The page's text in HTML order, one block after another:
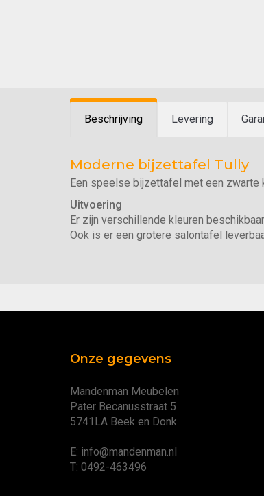
Beschrijving Levering
Moderne bijzettafel Tully
Een speelse bijzettafel met een zwarte
Uitvoering
Er zijn verschillende kleuren
Ook is er een grotere salontafel
Onze gegevens
Mandenman Meubelen
Pater Becanusstraat 5
5741LA Beek en Donk
E: info@mandenman.nl
T: 0492-463496